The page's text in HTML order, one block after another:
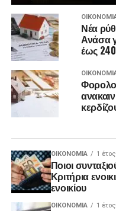
Νέα
Ανάσα
έως
ΟΙΚΟΝΟΜΊΑ 1
Ποιοι
Κριτήρια
ενοικίου
ΟΙΚΟΝΟΜΊΑ 1